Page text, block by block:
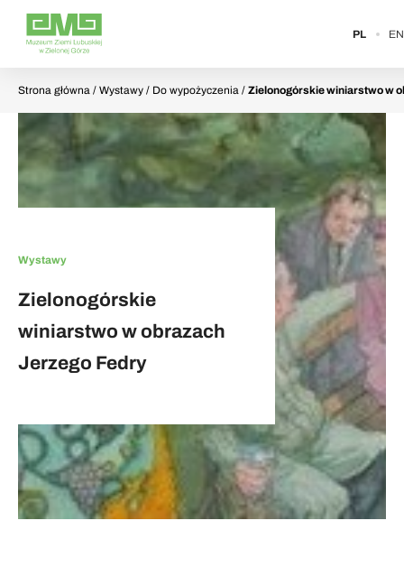
PL EN
Strona główna / Wystawy / Do wypożyczenia / Zielonogórskie winiarstwo w
Wystawy
Zielonogórskie
winiarstwo w obrazach
Jerzego Fedry